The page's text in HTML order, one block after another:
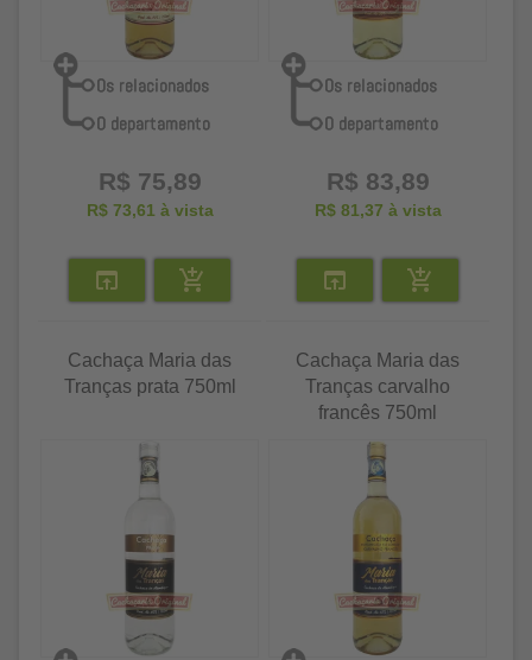
R$ 75,89
R$ 73,61 à vista
R$ 83,89
R$ 81,37 à vista
Cachaça Maria das
Tranças prata 750ml
Cachaça Maria das
Tranças carvalho
francês 750ml